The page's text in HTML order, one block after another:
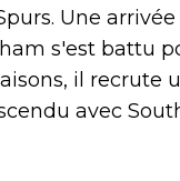
Une
s'est battu
il recrute
avec